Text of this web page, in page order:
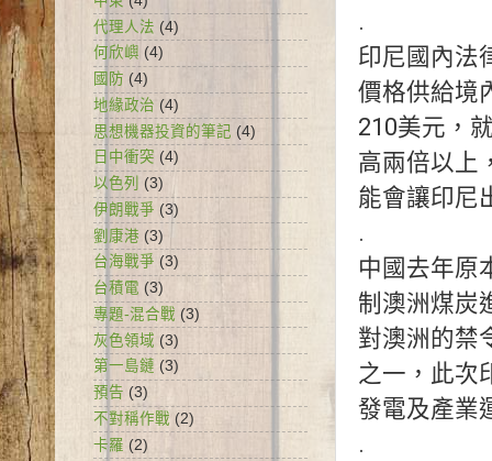
.
印尼國內法
價格供給境
210美元，
高兩倍以上
能會讓印尼
.
中國去年原
制澳洲煤炭
對澳洲的禁
之一，此次
發電及產業
.
代理人法 (4)
何欣嶼 (4)
國防 (4)
地緣政治 (4)
思想機器投資的筆記 (4)
日中衝突 (4)
以色列
(3)
伊朗戰爭 (3)
劉康港 (3)
台海戰爭 (3)
台積電 (3)
專題-混合戰 (3)
灰色領域 (3)
第一島鏈 (3)
預告 (3)
不對稱作戰 (2)
卡羅 (2)